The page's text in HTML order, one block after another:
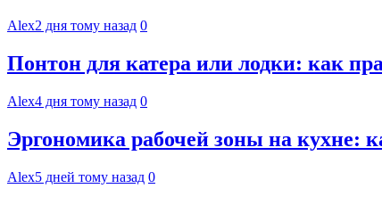
Alex2 дня тому назад 0
Понтон для катера или лодки: как
Alex4 дня тому назад 0
Эргономика рабочей зоны на кухне:
Alex5 дней тому назад 0